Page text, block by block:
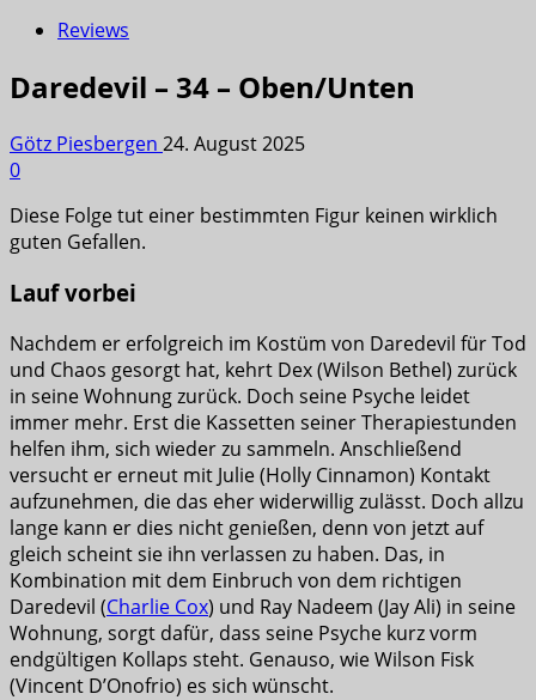
Reviews
Daredevil – 34 – Oben/Unten
Götz Piesbergen 24. August 2025
0
Diese Folge tut einer bestimmten Figur keinen wirklich
guten Gefallen.
Lauf vorbei
Nachdem er erfolgreich im Kostüm von Daredevil für Tod
und Chaos gesorgt hat, kehrt Dex (Wilson Bethel) zurück
in seine Wohnung zurück. Doch seine Psyche leidet
immer mehr. Erst die Kassetten seiner Therapiestunden
helfen ihm, sich wieder zu sammeln. Anschließend
versucht er erneut mit Julie (Holly Cinnamon) Kontakt
aufzunehmen, die das eher widerwillig zulässt. Doch allzu
lange kann er dies nicht genießen, denn von jetzt auf
gleich scheint sie ihn verlassen zu haben. Das, in
Kombination mit dem Einbruch von dem richtigen
Daredevil (Charlie Cox) und Ray Nadeem (Jay Ali) in seine
Wohnung, sorgt dafür, dass seine Psyche kurz vorm
endgültigen Kollaps steht. Genauso, wie Wilson Fisk
(Vincent D’Onofrio) es sich wünscht.